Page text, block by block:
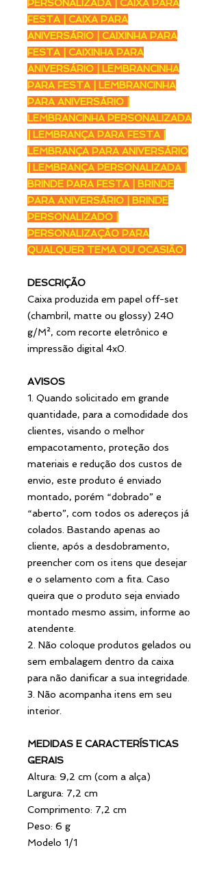
PERSONALIZADA | CAIXA PARA
FESTA | CAIXA PARA
ANIVERSÁRIO | CAIXINHA PARA
FESTA | CAIXINHA PARA
ANIVERSÁRIO | LEMBRANCINHA
PARA FESTA | LEMBRANCINHA
PARA ANIVERSÁRIO |
LEMBRANCINHA PERSONALIZADA
| LEMBRANÇA PARA FESTA |
LEMBRANÇA PARA ANIVERSÁRIO
| LEMBRANÇA PERSONALIZADA |
BRINDE PARA FESTA | BRINDE
PARA ANIVERSÁRIO | BRINDE
PERSONALIZADO |
PERSONALIZAÇÃO PARA
QUALQUER TEMA OU OCASIÃO
DESCRIÇÃO
Caixa produzida em papel off-set
(chambril, matte ou glossy) 240
g/M², com recorte eletrônico e
impressão digital 4x0.
AVISOS
1. Quando solicitado em grande
quantidade, para a comodidade dos
clientes, visando o melhor
empacotamento, proteção dos
materiais e redução dos custos de
envio, este produto é enviado
montado, porém “dobrado” e
“aberto”, com todos os adereços já
colados. Bastando apenas ao
cliente, após a desdobramento,
preencher com os itens que desejar
e o selamento com a fita. Caso
queira que o produto seja enviado
montado mesmo assim, informe ao
atendente.
2. Não coloque produtos gelados ou
sem embalagem dentro da caixa
para não danificar a sua integridade.
3. Não acompanha itens em seu
interior.
MEDIDAS E CARACTERÍSTICAS
GERAIS
Altura: 9,2 cm (com a alça)
Largura: 7,2 cm
Comprimento: 7,2 cm
Peso: 6 g
Modelo 1/1